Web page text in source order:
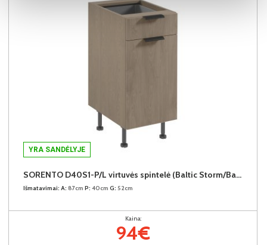
YRA SANDĖLYJE
SORENTO D40S1-P/L virtuvės spintelė (Baltic Storm/Baltic Storm)
Išmatavimai: A: 87cm P: 40cm G: 52cm
Kaina:
94€